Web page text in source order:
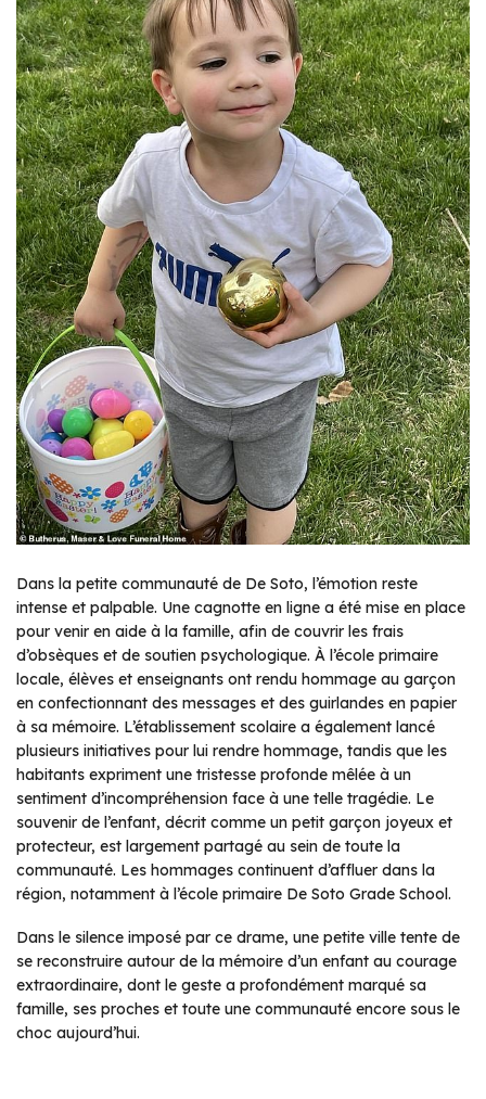
Dans la petite communauté de De Soto, l’émotion reste
intense et palpable. Une cagnotte en ligne a été mise en place
pour venir en aide à la famille, afin de couvrir les frais
d’obsèques et de soutien psychologique. À l’école primaire
locale, élèves et enseignants ont rendu hommage au garçon
en confectionnant des messages et des guirlandes en papier
à sa mémoire. L’établissement scolaire a également lancé
plusieurs initiatives pour lui rendre hommage, tandis que les
habitants expriment une tristesse profonde mêlée à un
sentiment d’incompréhension face à une telle tragédie. Le
souvenir de l’enfant, décrit comme un petit garçon joyeux et
protecteur, est largement partagé au sein de toute la
communauté. Les hommages continuent d’affluer dans la
région, notamment à l’école primaire De Soto Grade School.
Dans le silence imposé par ce drame, une petite ville tente de
se reconstruire autour de la mémoire d’un enfant au courage
extraordinaire, dont le geste a profondément marqué sa
famille, ses proches et toute une communauté encore sous le
choc aujourd’hui.